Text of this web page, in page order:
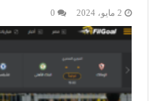
2 مايو، 2024 0